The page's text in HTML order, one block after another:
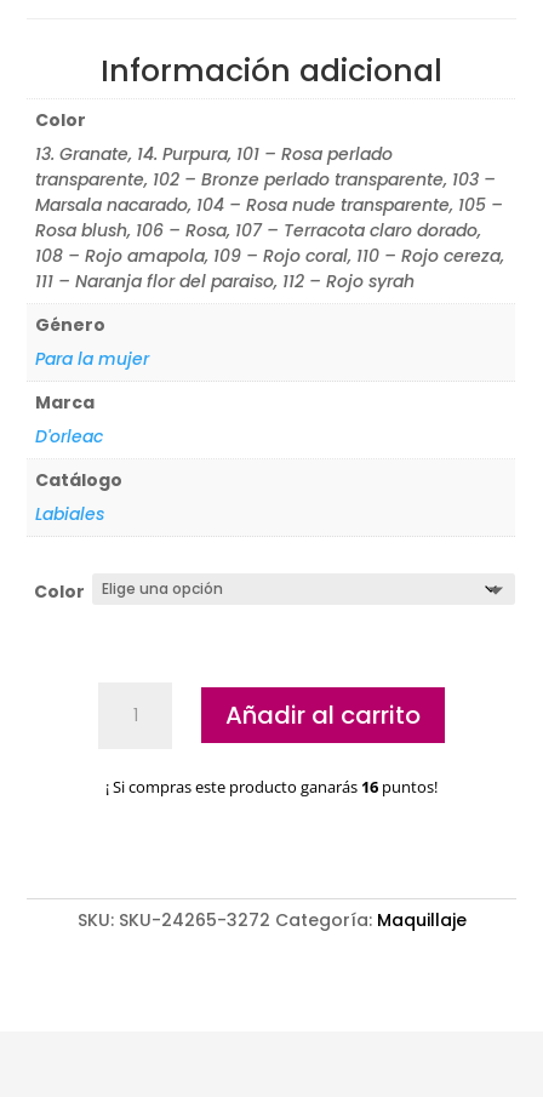
Información adicional
Color
13. Granate, 14. Purpura, 101 – Rosa perlado
transparente, 102 – Bronze perlado transparente, 103 –
Marsala nacarado, 104 – Rosa nude transparente, 105 –
Rosa blush, 106 – Rosa, 107 – Terracota claro dorado,
108 – Rojo amapola, 109 – Rojo coral, 110 – Rojo cereza,
111 – Naranja flor del paraiso, 112 – Rojo syrah
Género
Para la mujer
Marca
D'orleac
Catálogo
Labiales
Color
"Lip&Love"
Añadir al carrito
¡ Si compras este producto ganarás 16 puntos!
SKU: SKU-24265-3272 Categoría: Maquillaje